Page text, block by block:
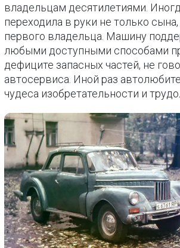
владельцам десятилетиями.
переходила в руки не только
первого владельца. Машину
любыми доступными способами
дефиците запасных частей, не
автосервиса. Иной раз
чудеса изобретательности и